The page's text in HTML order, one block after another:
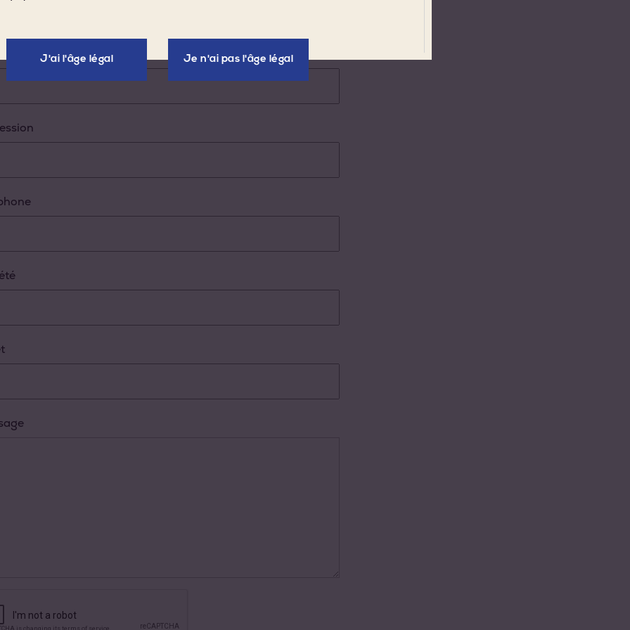
J'ai l'âge légal Je n'ai pas l'âge légal